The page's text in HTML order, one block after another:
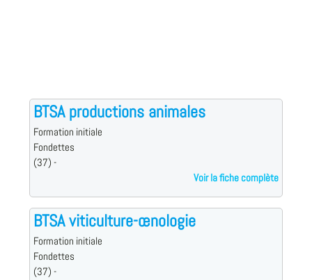
BTSA productions animales
Formation initiale
Fondettes
(37) -
Voir la fiche complète
BTSA viticulture-œnologie
Formation initiale
Fondettes
(37) -